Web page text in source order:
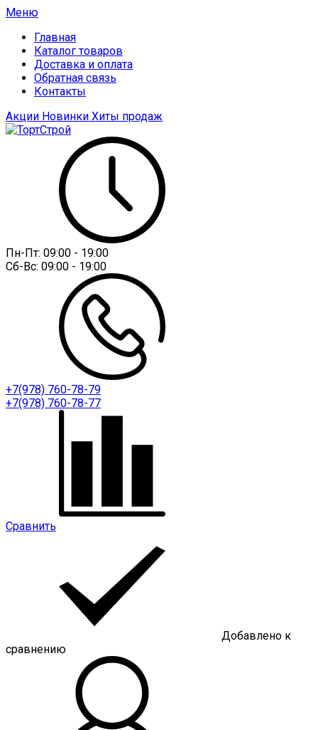
Меню
Главная
Каталог товаров
Доставка и оплата
Обратная связь
Контакты
Акции Новинки Хиты продаж
Пн-Пт: 09:00 - 19:00
Сб-Вс: 09:00 - 19:00
+7(978) 760-78-79
+7(978) 760-78-77
Сравнить
Добавлено к
сравнению